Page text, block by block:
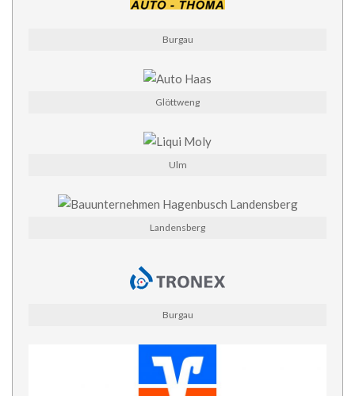
Burgau
Glöttweng
Ulm
Landensberg
Burgau